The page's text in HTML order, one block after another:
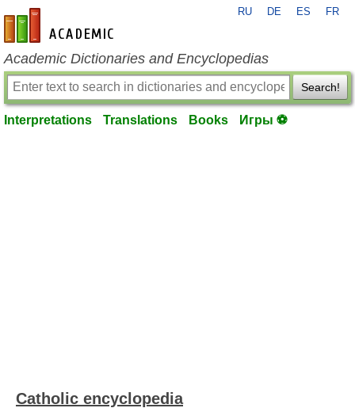
en-academic.com
RU DE ES FR
Academic Dictionaries and Encyclopedias
Search!
Interpretations Translations Books Игры ⚽
Catholic encyclopedia